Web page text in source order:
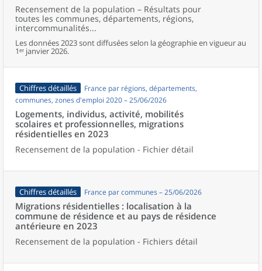
Recensement de la population – Résultats pour
toutes les communes, départements, régions,
intercommunalités...
Les données 2023 sont diffusées selon la géographie en vigueur au
1ᵉʳ janvier 2026.
Chiffres détaillés
France par régions, départements,
communes, zones d'emploi 2020 – 25/06/2026
Logements, individus, activité, mobilités
scolaires et professionnelles, migrations
résidentielles en 2023
Recensement de la population - Fichier détail
Chiffres détaillés France par communes – 25/06/2026
Migrations résidentielles : localisation à la
commune de résidence et au pays de résidence
antérieure en 2023
Recensement de la population - Fichiers détail